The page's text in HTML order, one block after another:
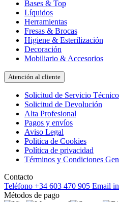
Bases & Top
Líquidos
Herramientas
Fresas & Brocas
Higiene & Esterilización
Decoración
Mobiliario & Accesorios
Atención al cliente
Solicitud de Servicio Técnico
Solicitud de Devolución
Alta Profesional
Pagos y envíos
Aviso Legal
Politica de Cookies
Política de privacidad
Términos y Condiciones
Contacto
Teléfono +34 603 470 905 Email
Métodos de pago